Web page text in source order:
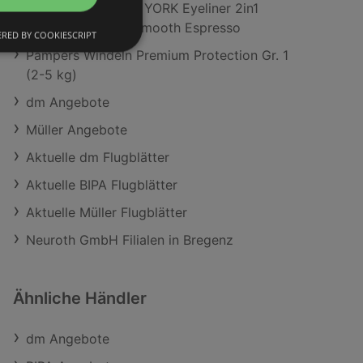
MAYBELLINE NEW YORK Eyeliner 2in1
Sculpting Stix 15 Smooth Espresso
Pampers Windeln Premium Protection Gr. 1
(2-5 kg)
dm Angebote
Müller Angebote
Aktuelle dm Flugblätter
Aktuelle BIPA Flugblätter
Aktuelle Müller Flugblätter
Neuroth GmbH Filialen in Bregenz
Ähnliche Händler
dm Angebote
BY COOKIESCRIPT